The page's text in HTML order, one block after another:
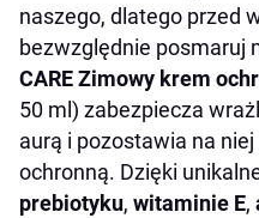
naszego, dlatego przed
bezwzględnie posmaruj
CARE Zimowy krem
50 ml) zabezpiecza
aurą i pozostawia na
ochronną. Dzięki
prebiotyku, witaminie E,